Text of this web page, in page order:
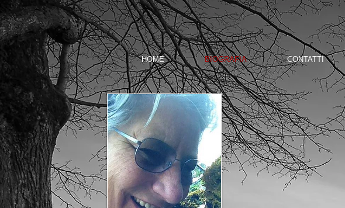
HOME BIOGRAFIA CONTATTI